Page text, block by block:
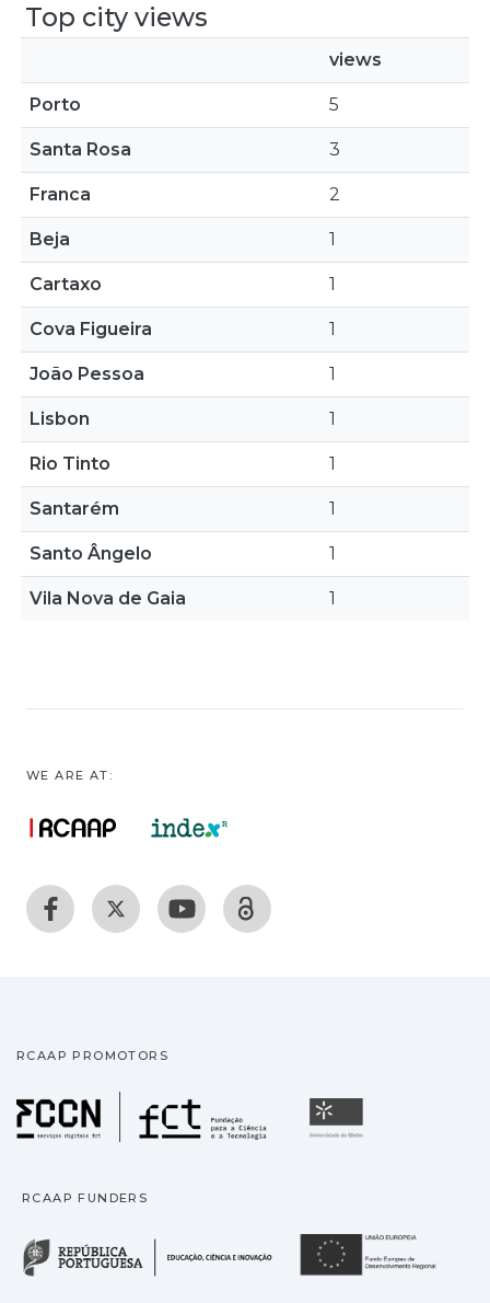
Top city views
views
Porto 5
Santa Rosa 3
Franca 2
Beja 1
Cartaxo 1
Cova Figueira 1
João Pessoa 1
Lisbon 1
Rio Tinto 1
Santarém 1
Santo Ângelo 1
Vila Nova de Gaia 1
WE ARE AT:
RCAAP PROMOTORS
Fundação para a
RCAAP FUNDERS
República Portuguesa